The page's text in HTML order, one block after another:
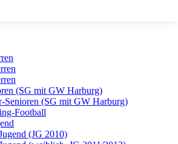
(SG mit GW Harburg)
Senioren (SG mit GW Harburg)
Football
(JG 2010)